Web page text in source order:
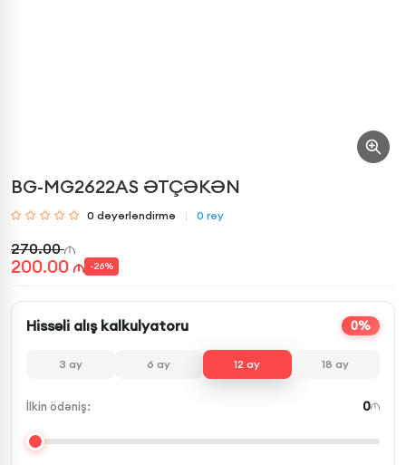
BG-MG2622AS ƏTÇƏKƏN
0 dəyərləndirmə 0 rəy
270.00
200.00 -26%
Hissəli alış kalkulyatoru 0%
3 ay 6 ay 12 ay 18 ay
İlkin ödəniş: 0